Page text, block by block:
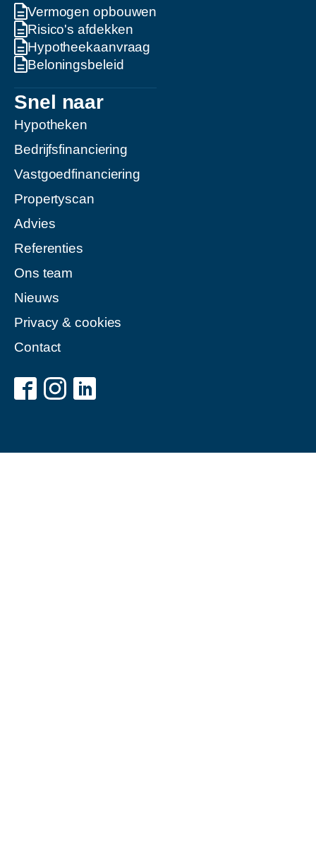
Vermogen opbouwen
Risico's afdekken
Hypotheekaanvraag
Beloningsbeleid
Snel naar
Hypotheken
Bedrijfsfinanciering
Vastgoedfinanciering
Propertyscan
Advies
Referenties
Ons team
Nieuws
Privacy & cookies
Contact